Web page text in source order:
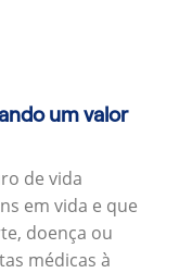
um valor
de vida
em vida e que
doença ou
médicas à